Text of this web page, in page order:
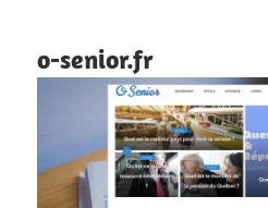
o-senior.fr